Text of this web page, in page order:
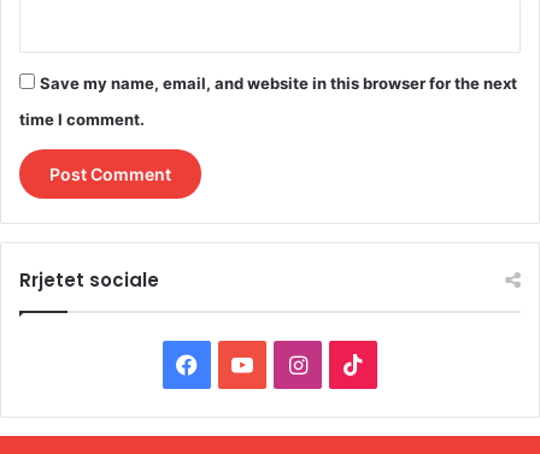
Save my name, email, and website in this browser for the next
time I comment.
Rrjetet sociale
a
o
I
n
i